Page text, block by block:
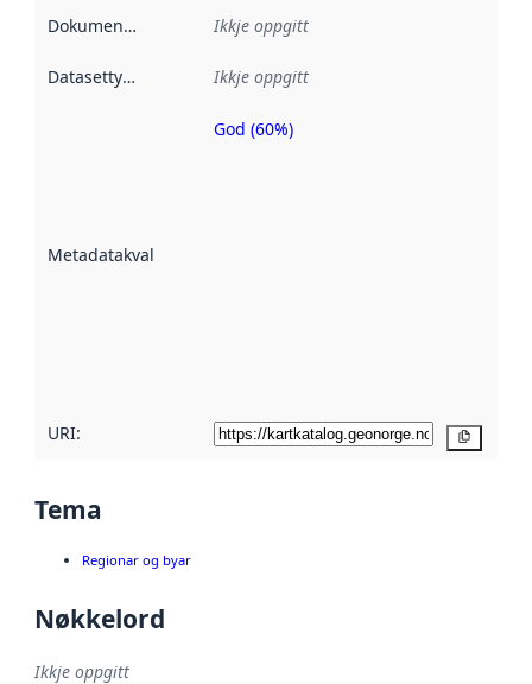
Dokumentasjon Ikkje oppgitt
Datasettype Ikkje oppgitt
Metadatakvalitet
Metadatakvalitet
God (60%)
URI:
Tema
Regionar og byar
Nøkkelord
Ikkje oppgitt